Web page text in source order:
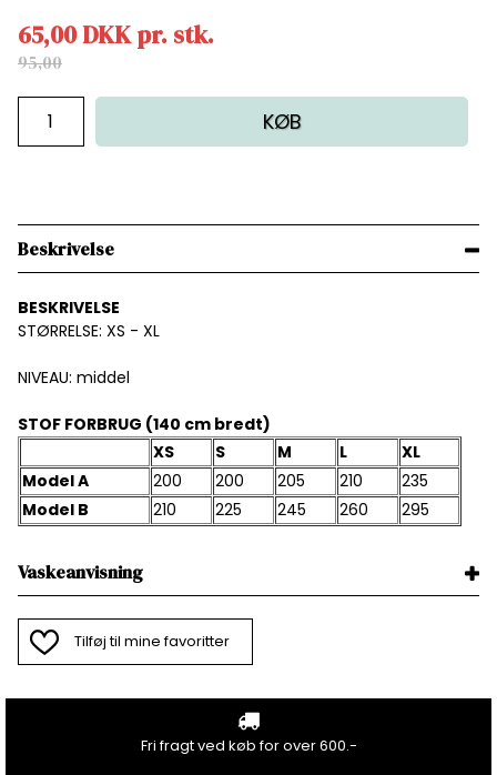
65,00DKKpr. stk.
95,00
KØB
Beskrivelse
BESKRIVELSE
STØRRELSE: XS - XL
NIVEAU: middel
STOF FORBRUG (140 cm bredt)
XS
S M L
XL
Model A
200 200 205 210
235
Model B
210 225 245 260 295
Vaskeanvisning
Tilføj til mine favoritter
Fri fragt ved køb for over 600.-